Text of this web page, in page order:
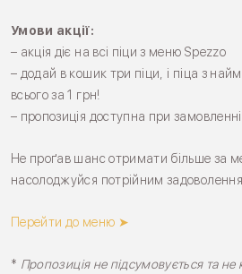
Умови акції:
– акція діє на всі піци з меню Spezzo
– додай в кошик три піци, і піца з
всього за 1 грн!
– пропозиція доступна при
Не проґав шанс отримати більше за
насолоджуйся потрійним
Перейти до меню ➤
* Пропозиція не підсумовується та